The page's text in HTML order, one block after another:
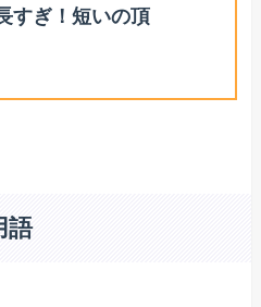
すぎ！短いの頂
語